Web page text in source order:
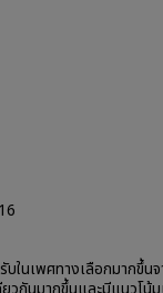
ในเพศทางเลือกมากขึ้น